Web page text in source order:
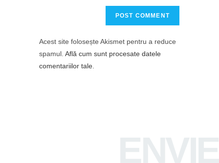
Acest site folosește Akismet pentru a reduce
spamul. Află cum sunt procesate datele
comentariilor tale